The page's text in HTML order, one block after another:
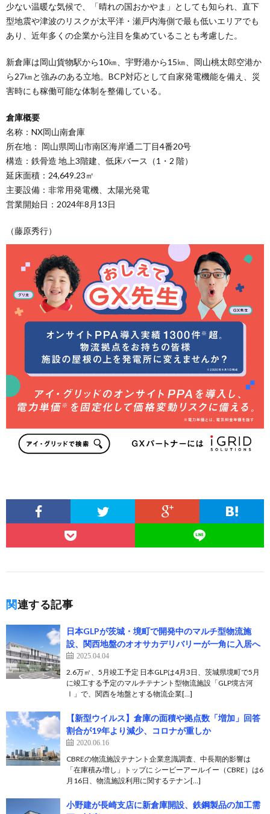
少ない温暖な気候で、「晴れの国おかやま」としても知られ、直下
型地震や津波のリスクが太平洋・瀬戸内海側で最も低いエリアでも
あり、近年多くの企業から注目を集めていることも考慮した。
新倉庫は岡山貨物駅から10㎞、宇野港から15㎞、岡山桃太郎空港か
ら27㎞と強みのある立地。BCP対応として自家発電機能を備え、災
害時にも稼働可能な体制を整備している。
倉庫概要
名称：NX岡山南倉庫
所在地： 岡山県岡山市南区海岸通二丁目4番20号
構造：鉄骨造 地上3階建、低床バース（1・2 階）
延床面積：24,649.23㎡
主要設備：非常用発電機、太陽光発電
営業開始日：2024年8月13日
（藤原秀行）
関連する記事
日本GLPが茨城・境町で開発中のマルチ型物流施
設、関西地盤のオオサカデリバリーが一角に入居へ
2025.04.04
2.6万㎡、5月竣工予定 日本GLPは4月3日、茨城県境町で5月
に竣工する予定のマルチテナント型物流施設「GLP境古河
Ⅰ」で、関西を地盤とする物流企業[…]
【新型ウイルス】倉庫の面積や拠点数「増加」回答
割合が19年より減少、コロナが重しか
2020.06.16
CBREの物流施設テナント企業意識調査、中長期的影響は
「在庫積み増し」トップに シービーアールイー（CBRE）は6
月16日、物流施設利用に関するテナン[…]
小野建が長崎支店に新倉庫開設、鉄鋼製品の加工需